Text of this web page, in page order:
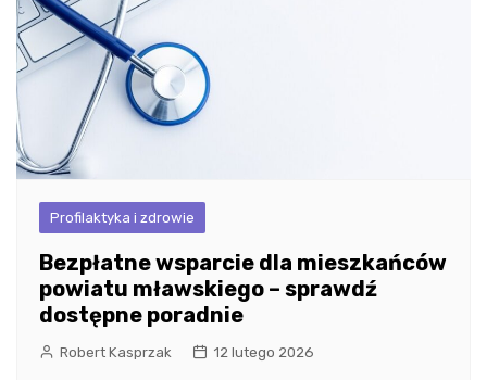
Profilaktyka i zdrowie
Bezpłatne wsparcie dla mieszkańców
powiatu mławskiego – sprawdź
dostępne poradnie
Robert Kasprzak 12 lutego 2026